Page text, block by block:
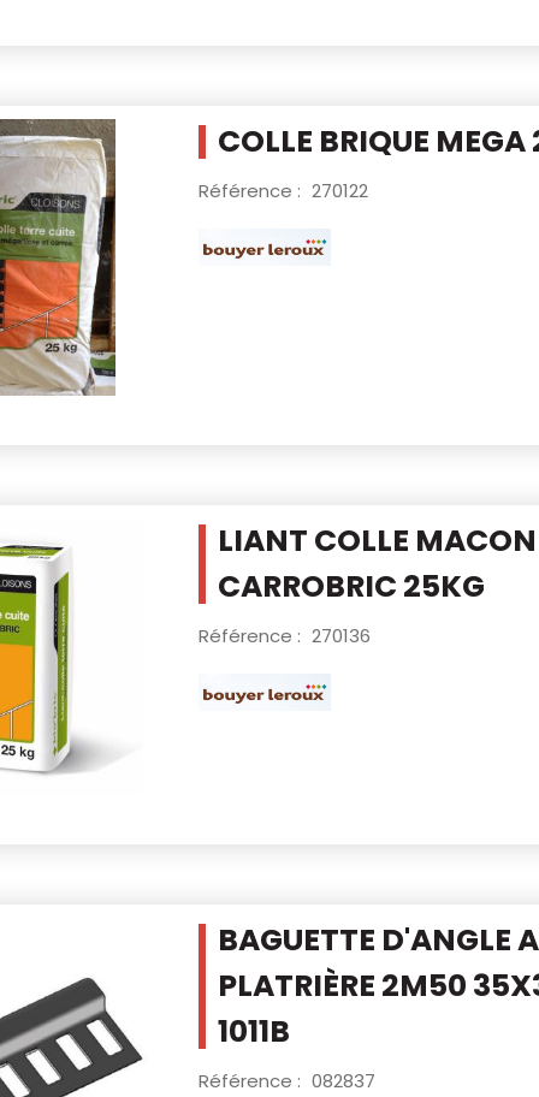
COLLE BRIQUE
Référence : 270122
LIANT COLLE
CARROBRIC 25KG
Référence : 270136
BAGUETTE D'ANGLE
PLATRIÈRE 2M50
1011B
Référence : 082837